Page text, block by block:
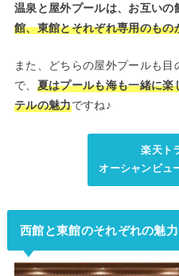
温泉と屋外プールは、お互いの
館、東館とそれぞれ専用のもの
また、どちらの屋外プールも
で、 夏はプールも海も一緒に
テルの魅力ですね♪
楽天ト
オーシャンビュ
西館と東館のそれぞれの魅力